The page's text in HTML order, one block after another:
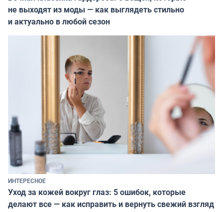
не выходят из моды — как выглядеть стильно
и актуально в любой сезон
ИНТЕРЕСНОЕ
Уход за кожей вокруг глаз: 5 ошибок, которые
делают все — как исправить и вернуть свежий взгляд